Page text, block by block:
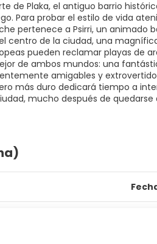
de Plaka, el antiguo barrio
Para probar el estilo de vida
pertenece a Psirri, un animado
centro de la ciudad, una
pueden reclamar playas de
de ambos mundos: una
amigables y
más duro dedicará tiempo a
mucho después de quedarse